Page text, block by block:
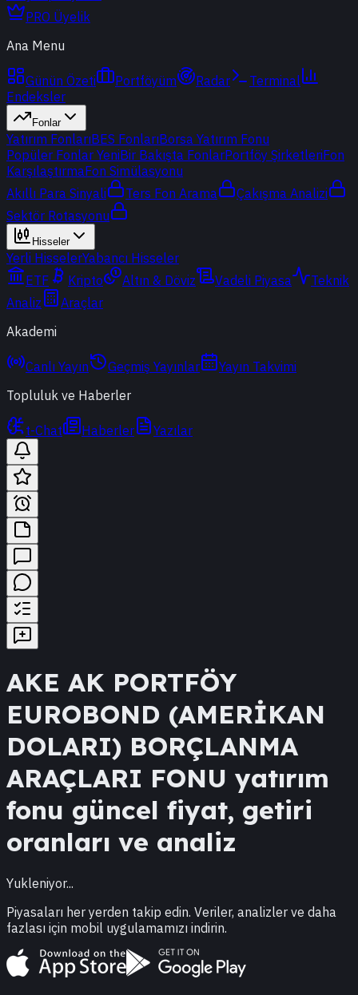
PRO Üyelik
Ana Menu
Günün Özeti Portföyüm Radar
Terminal
Endeksler
Fonlar
Yatırım FonlarıBES FonlarıBorsa Yatırım Fonu
Popüler Fonlar YeniBir Bakışta FonlarPortföy ŞirketleriFon
KarşılaştırmaFon Simülasyonu
Akıllı Para Sinyali
Ters Fon Arama
Çakışma Analizi
Sektör Rotasyonu
Hisseler
Yerli HisselerYabancı Hisseler
ETF
Kripto Altın & Döviz Vadeli Piyasa
Teknik
Analiz
Araçlar
Akademi
Canlı Yayın Geçmiş Yayınlar
Yayın Takvimi
Topluluk ve Haberler
t-Chat Haberler Yazılar
AKE AK PORTFÖY
EUROBOND (AMERİKAN
DOLARI) BORÇLANMA
ARAÇLARI FONU yatırım
fonu güncel fiyat, getiri
oranları ve analiz
Yukleniyor...
Piyasaları her yerden takip edin. Veriler, analizler ve daha
fazlası için mobil uygulamamızı indirin.